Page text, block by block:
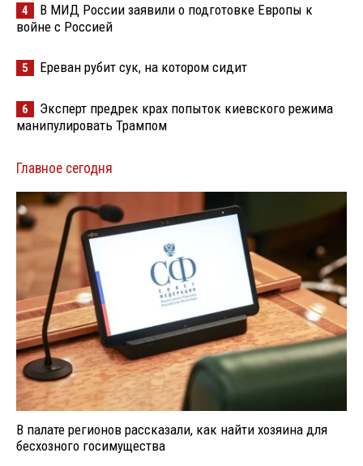
4
В МИД России заявили о подготовке Европы к
войне с Россией
5 Ереван рубит сук, на котором сидит
6
Эксперт предрек крах попыток киевского режима
манипулировать Трампом
Главное сегодня
В палате регионов рассказали, как найти хозяина для
бесхозного госимущества